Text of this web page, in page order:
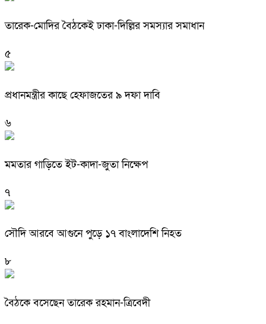
তারেক-মোদির বৈঠকেই ঢাকা-দিল্লির সমস্যার সমাধান
৫
প্রধানমন্ত্রীর কাছে হেফাজতের ৯ দফা দাবি
৬
মমতার গাড়িতে ইট-কাদা-জুতা নিক্ষেপ
৭
সৌদি আরবে আগুনে পুড়ে ১৭ বাংলাদেশি নিহত
৮
বৈঠকে বসেছেন তারেক রহমান-ত্রিবেদী